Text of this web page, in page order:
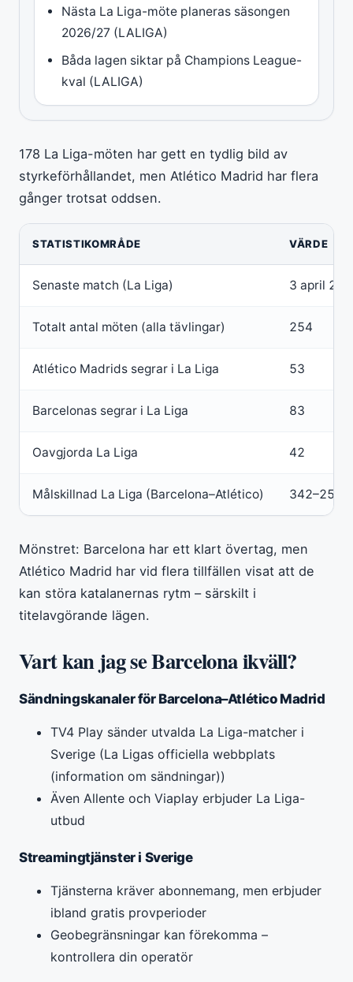
Nästa La Liga-möte planeras säsongen
2026/27 (LALIGA)
Båda lagen siktar på Champions League-
kval (LALIGA)
178 La Liga-möten har gett en tydlig bild av
styrkeförhållandet, men Atlético Madrid har flera
gånger trotsat oddsen.
STATISTIKOMRÅDE VÄRDE
Senaste match (La Liga) 3 april
Totalt antal möten (alla tävlingar) 254
Atlético Madrids segrar i La Liga 53
Barcelonas segrar i La Liga 83
Oavgjorda La Liga 42
Målskillnad La Liga (Barcelona–Atlético) 342–255
Mönstret: Barcelona har ett klart övertag, men
Atlético Madrid har vid flera tillfällen visat att de
kan störa katalanernas rytm – särskilt i
titelavgörande lägen.
Vart kan jag se Barcelona ikväll?
Sändningskanaler för Barcelona–Atlético Madrid
TV4 Play sänder utvalda La Liga-matcher i
Sverige (La Ligas officiella webbplats
(information om sändningar))
Även Allente och Viaplay erbjuder La Liga-
utbud
Streamingtjänster i Sverige
Tjänsterna kräver abonnemang, men erbjuder
ibland gratis provperioder
Geobegränsningar kan förekomma –
kontrollera din operatör